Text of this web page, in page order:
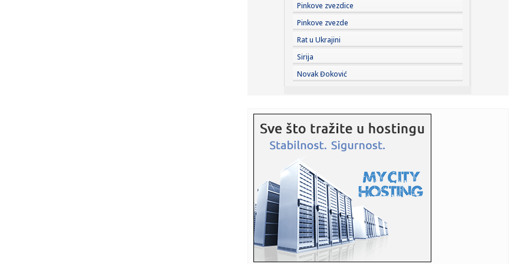
18:26:Burnout (ni)je cena uspeha
18:24:Ajkula prestravila kupače na gradskoj plaži: Stručnjaci
objasn...
18:23:Tragedija na Košutnjaku: Muškarac preminuo na bazenu
18:22: Nišvil ponovo traži pomoć publike i rađana spasavaju
bud...
18:21:
18:20:Kenan o rastanku sa Zvezdom: "Ne zameram nikome, to je
posao"
18:18:Rodri izazvao tektonski potres - odjavio Real i rekao DA
Barselon...
18:16:Vučić će ugostiti Zelenskog: Poznato kada stiže u Beograd
Pinkove zvezdice
Pinkove zvezde
Rat u Ukrajini
Sirija
Novak Đoković